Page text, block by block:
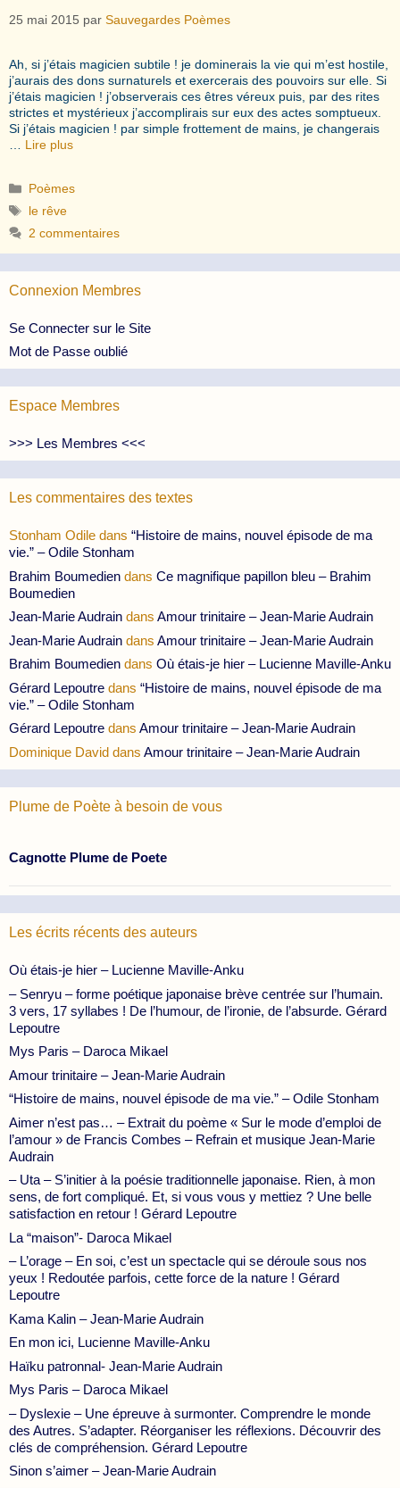
25 mai 2015 par Sauvegardes Poèmes
Ah, si j’étais magicien subtile ! je dominerais la vie qui m’est hostile,
j’aurais des dons surnaturels et exercerais des pouvoirs sur elle. Si
j’étais magicien ! j’observerais ces êtres véreux puis, par des rites
strictes et mystérieux j’accomplirais sur eux des actes somptueux.
Si j’étais magicien ! par simple frottement de mains, je changerais
Lire plus
Catégories
Poèmes
Étiquettes
le rêve
2 commentaires
Connexion Membres
Se Connecter sur le Site
Mot de Passe oublié
Espace Membres
>>> Les Membres <<<
Les commentaires des textes
Stonham Odile dans “Histoire de mains, nouvel épisode de ma
vie.” – Odile Stonham
Brahim Boumedien dans Ce magnifique papillon bleu – Brahim
Boumedien
Jean-Marie Audrain dans Amour trinitaire – Jean-Marie Audrain
Jean-Marie Audrain dans Amour trinitaire – Jean-Marie Audrain
Brahim Boumedien dans Où étais-je hier – Lucienne Maville-Anku
Gérard Lepoutre dans “Histoire de mains, nouvel épisode de ma
vie.” – Odile Stonham
Gérard Lepoutre dans Amour trinitaire – Jean-Marie Audrain
Dominique David dans Amour trinitaire – Jean-Marie Audrain
Plume de Poète à besoin de vous
Cagnotte Plume de Poete
Les écrits récents des auteurs
Où étais-je hier – Lucienne Maville-Anku
– Senryu – forme poétique japonaise brève centrée sur l’humain.
3 vers, 17 syllabes ! De l’humour, de l’ironie, de l’absurde. Gérard
Lepoutre
Mys Paris – Daroca Mikael
Amour trinitaire – Jean-Marie Audrain
“Histoire de mains, nouvel épisode de ma vie.” – Odile Stonham
Aimer n’est pas… – Extrait du poème « Sur le mode d’emploi de
l’amour » de Francis Combes – Refrain et musique Jean-Marie
Audrain
– Uta – S’initier à la poésie traditionnelle japonaise. Rien, à mon
sens, de fort compliqué. Et, si vous vous y mettiez ? Une belle
satisfaction en retour ! Gérard Lepoutre
La “maison”- Daroca Mikael
– L’orage – En soi, c’est un spectacle qui se déroule sous nos
yeux ! Redoutée parfois, cette force de la nature ! Gérard
Lepoutre
Kama Kalin – Jean-Marie Audrain
En mon ici, Lucienne Maville-Anku
Haïku patronnal- Jean-Marie Audrain
Mys Paris – Daroca Mikael
– Dyslexie – Une épreuve à surmonter. Comprendre le monde
des Autres. S’adapter. Réorganiser les réflexions. Découvrir des
clés de compréhension. Gérard Lepoutre
Sinon s’aimer – Jean-Marie Audrain